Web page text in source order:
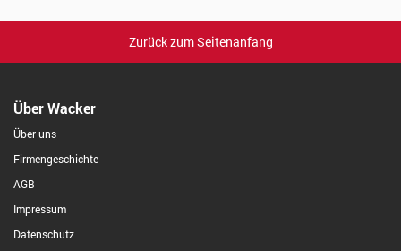
Zurück zum Seitenanfang
Über Wacker
Über uns
Firmengeschichte
AGB
Impressum
Datenschutz